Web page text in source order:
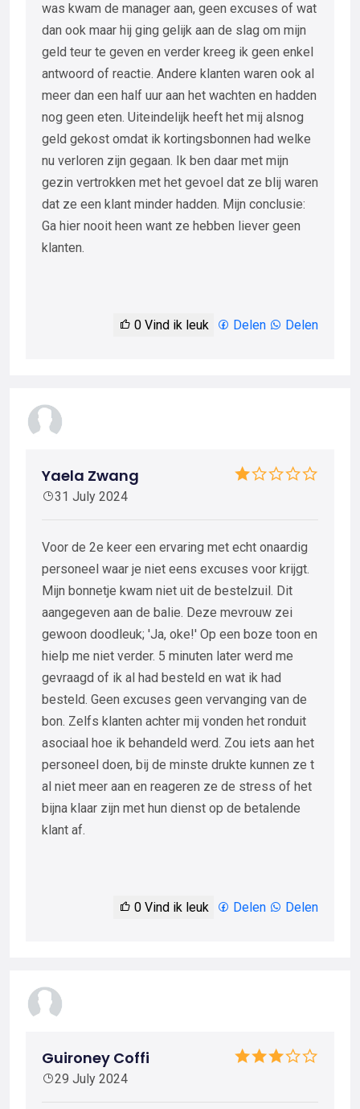
was kwam de manager aan, geen excuses of wat
dan ook maar hij ging gelijk aan de slag om mijn
geld teur te geven en verder kreeg ik geen enkel
antwoord of reactie. Andere klanten waren ook al
meer dan een half uur aan het wachten en hadden
nog geen eten. Uiteindelijk heeft het mij alsnog
geld gekost omdat ik kortingsbonnen had welke
nu verloren zijn gegaan. Ik ben daar met mijn
gezin vertrokken met het gevoel dat ze blij waren
dat ze een klant minder hadden. Mijn conclusie:
Ga hier nooit heen want ze hebben liever geen
klanten.
0 Vind ik leuk Delen Delen
Yaela Zwang
31 July 2024
Voor de 2e keer een ervaring met echt onaardig
personeel waar je niet eens excuses voor krijgt.
Mijn bonnetje kwam niet uit de bestelzuil. Dit
aangegeven aan de balie. Deze mevrouw zei
gewoon doodleuk; 'Ja, oke!' Op een boze toon en
hielp me niet verder. 5 minuten later werd me
gevraagd of ik al had besteld en wat ik had
besteld. Geen excuses geen vervanging van de
bon. Zelfs klanten achter mij vonden het ronduit
asociaal hoe ik behandeld werd. Zou iets aan het
personeel doen, bij de minste drukte kunnen ze t
al niet meer aan en reageren ze de stress of het
bijna klaar zijn met hun dienst op de betalende
klant af.
0 Vind ik leuk Delen Delen
Guironey Coffi
29 July 2024